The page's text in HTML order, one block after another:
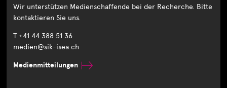
Wir unterstützen Medienschaffende bei der Recherche. Bitte
kontaktieren Sie uns.
T +41 44 388 51 36
medien@sik-isea.ch
Medienmitteilungen